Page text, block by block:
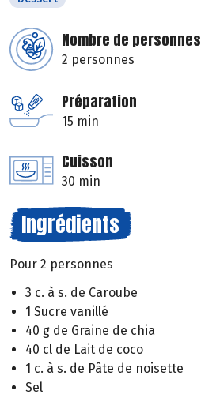
Nombre de personnes
2 personnes
Préparation
15 min
Cuisson
30 min
Ingrédients
Pour 2 personnes
3 c. à s. de Caroube
1 Sucre vanillé
40 g de Graine de chia
40 cl de Lait de coco
1 c. à s. de Pâte de noisette
Sel